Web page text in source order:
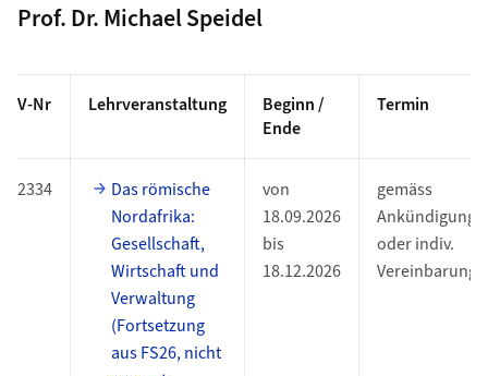
Prof. Dr. Michael Speidel
V-Nr Lehrveranstaltung
Beginn /
Ende
Termin
2334
Das römische
Nordafrika:
Gesellschaft,
Wirtschaft und
Verwaltung
(Fortsetzung
aus FS26, nicht
von
18.09.2026
bis
18.12.2026
gemäss
Ankündigung
oder indiv.
Vereinbarung